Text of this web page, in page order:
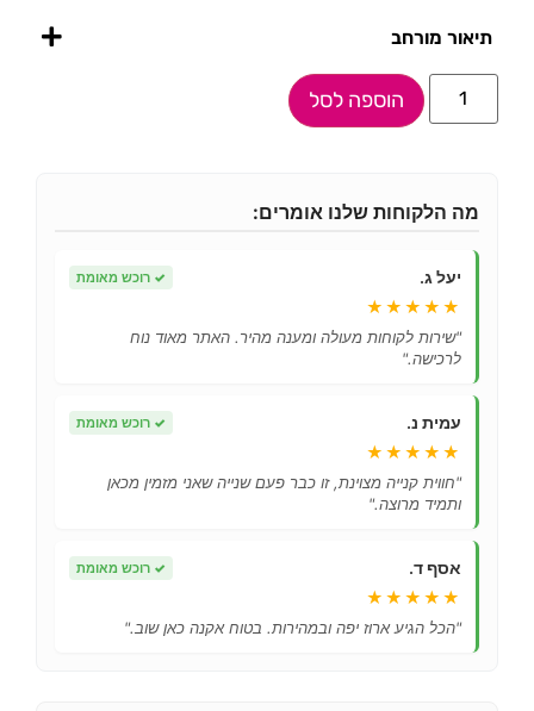
תיאור מורחב
הוספה לסל
מה הלקוחות שלנו אומרים:
יעל ג. ✓ רוכש מאומת
★★★★★
"שירות לקוחות מעולה ומענה מהיר. האתר מאוד נוח
לרכישה."
עמית נ. ✓ רוכש מאומת
★★★★★
"חווית קנייה מצוינת, זו כבר פעם שנייה שאני מזמין מכאן
ותמיד מרוצה."
אסף ד. ✓ רוכש מאומת
★★★★★
"הכל הגיע ארוז יפה ובמהירות. בטוח אקנה כאן שוב."